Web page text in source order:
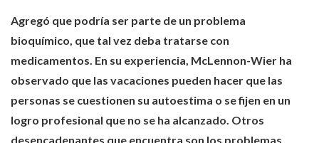
Agregó que podría ser parte de un problema
bioquímico, que tal vez deba tratarse con
medicamentos. En su experiencia, McLennon-Wier ha
observado que las vacaciones pueden hacer que las
personas se cuestionen su autoestima o se fijen en un
logro profesional que no se ha alcanzado. Otros
desencadenantes que encuentra son los problemas